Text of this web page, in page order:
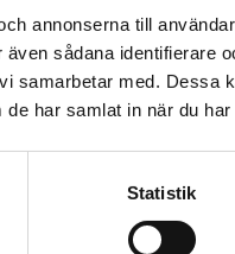
annonserna till
sådana identifierare
samarbetar med. Dessa
har samlat in när du
Statistik
hos Creditsafe
från Bisnode